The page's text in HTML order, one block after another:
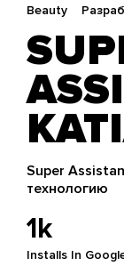
Beauty
Super
технологию
1k
Installs In